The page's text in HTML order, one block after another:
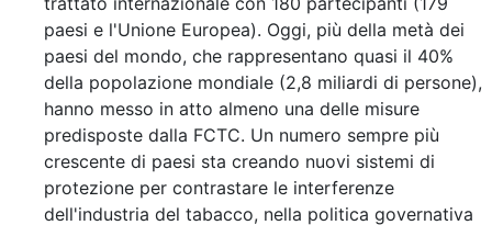
paesi e l'Unione Europea). Oggi, più della metà dei
paesi del mondo, che rappresentano quasi il 40%
della popolazione mondiale (2,8 miliardi di persone),
hanno messo in atto almeno una delle misure
predisposte dalla FCTC. Un numero sempre più
crescente di paesi sta creando nuovi sistemi di
protezione per contrastare le interferenze
dell'industria del tabacco, nella politica governativa